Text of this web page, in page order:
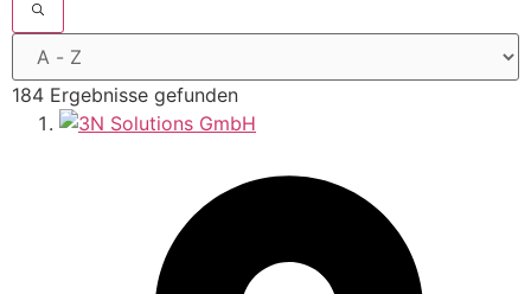
184 Ergebnisse gefunden